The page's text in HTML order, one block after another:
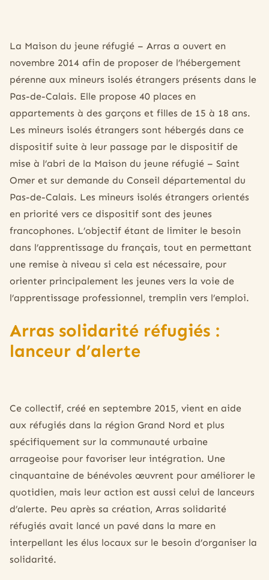
La Maison du jeune réfugié – Arras a ouvert en
novembre 2014 afin de proposer de l’hébergement
pérenne aux mineurs isolés étrangers présents dans le
Pas-de-Calais. Elle propose 40 places en
appartements à des garçons et filles de 15 à 18 ans.
Les mineurs isolés étrangers sont hébergés dans ce
dispositif suite à leur passage par le dispositif de
mise à l’abri de la Maison du jeune réfugié – Saint
Omer et sur demande du Conseil départemental du
Pas-de-Calais. Les mineurs isolés étrangers orientés
en priorité vers ce dispositif sont des jeunes
francophones. L’objectif étant de limiter le besoin
dans l’apprentissage du français, tout en permettant
une remise à niveau si cela est nécessaire, pour
orienter principalement les jeunes vers la voie de
l’apprentissage professionnel, tremplin vers l’emploi.
Arras solidarité réfugiés :
lanceur d’alerte
Ce collectif, créé en septembre 2015, vient en aide
aux réfugiés dans la région Grand Nord et plus
spécifiquement sur la communauté urbaine
arrageoise pour favoriser leur intégration. Une
cinquantaine de bénévoles œuvrent pour améliorer le
quotidien, mais leur action est aussi celui de lanceurs
d’alerte. Peu après sa création, Arras solidarité
réfugiés avait lancé un pavé dans la mare en
interpellant les élus locaux sur le besoin d’organiser la
solidarité.